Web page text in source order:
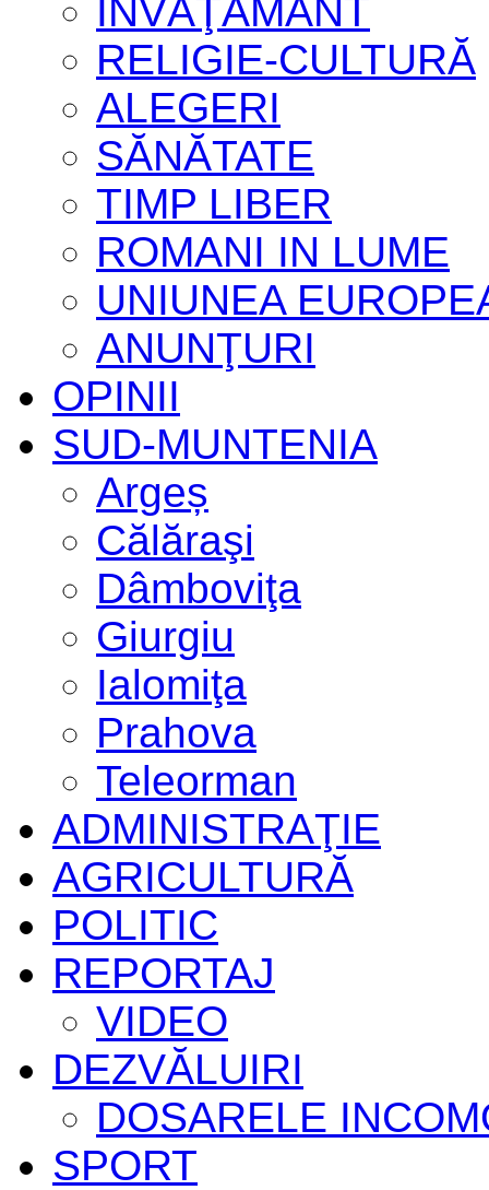
ÎNVĂŢĂMÂNT
RELIGIE-CULTURĂ
ALEGERI
SĂNĂTATE
TIMP LIBER
ROMANI IN LUME
UNIUNEA
ANUNŢURI
OPINII
SUD-MUNTENIA
Argeș
Călăraşi
Dâmboviţa
Giurgiu
Ialomiţa
Prahova
Teleorman
ADMINISTRAŢIE
AGRICULTURĂ
POLITIC
REPORTAJ
VIDEO
DEZVĂLUIRI
DOSARELE
SPORT